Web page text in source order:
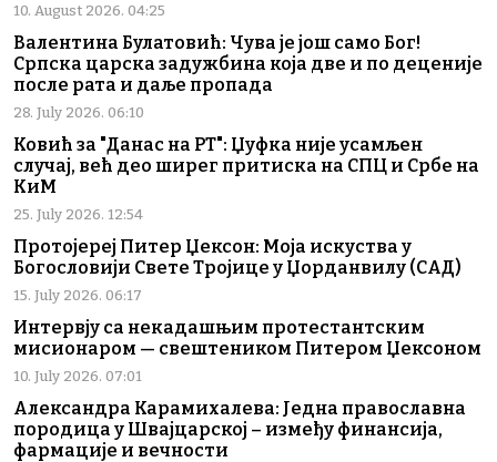
10. August 2026. 04:25
Валентина Булатовић: Чува је још само Бог!
Српска царска задужбина која две и по деценије
после рата и даље пропада
28. July 2026. 06:10
Ковић за "Данас на РТ": Џуфка није усамљен
случај, већ део ширег притиска на СПЦ и Србе на
КиМ
25. July 2026. 12:54
Протојереј Питер Џексон: Моја искуства у
Богословији Свете Тројице у Џорданвилу (САД)
15. July 2026. 06:17
Интервју са некадашњим протестантским
мисионаром — свештеником Питером Џексоном
10. July 2026. 07:01
Александра Карамихалева: Једна православна
породица у Швајцарској – између финансија,
фармације и вечности